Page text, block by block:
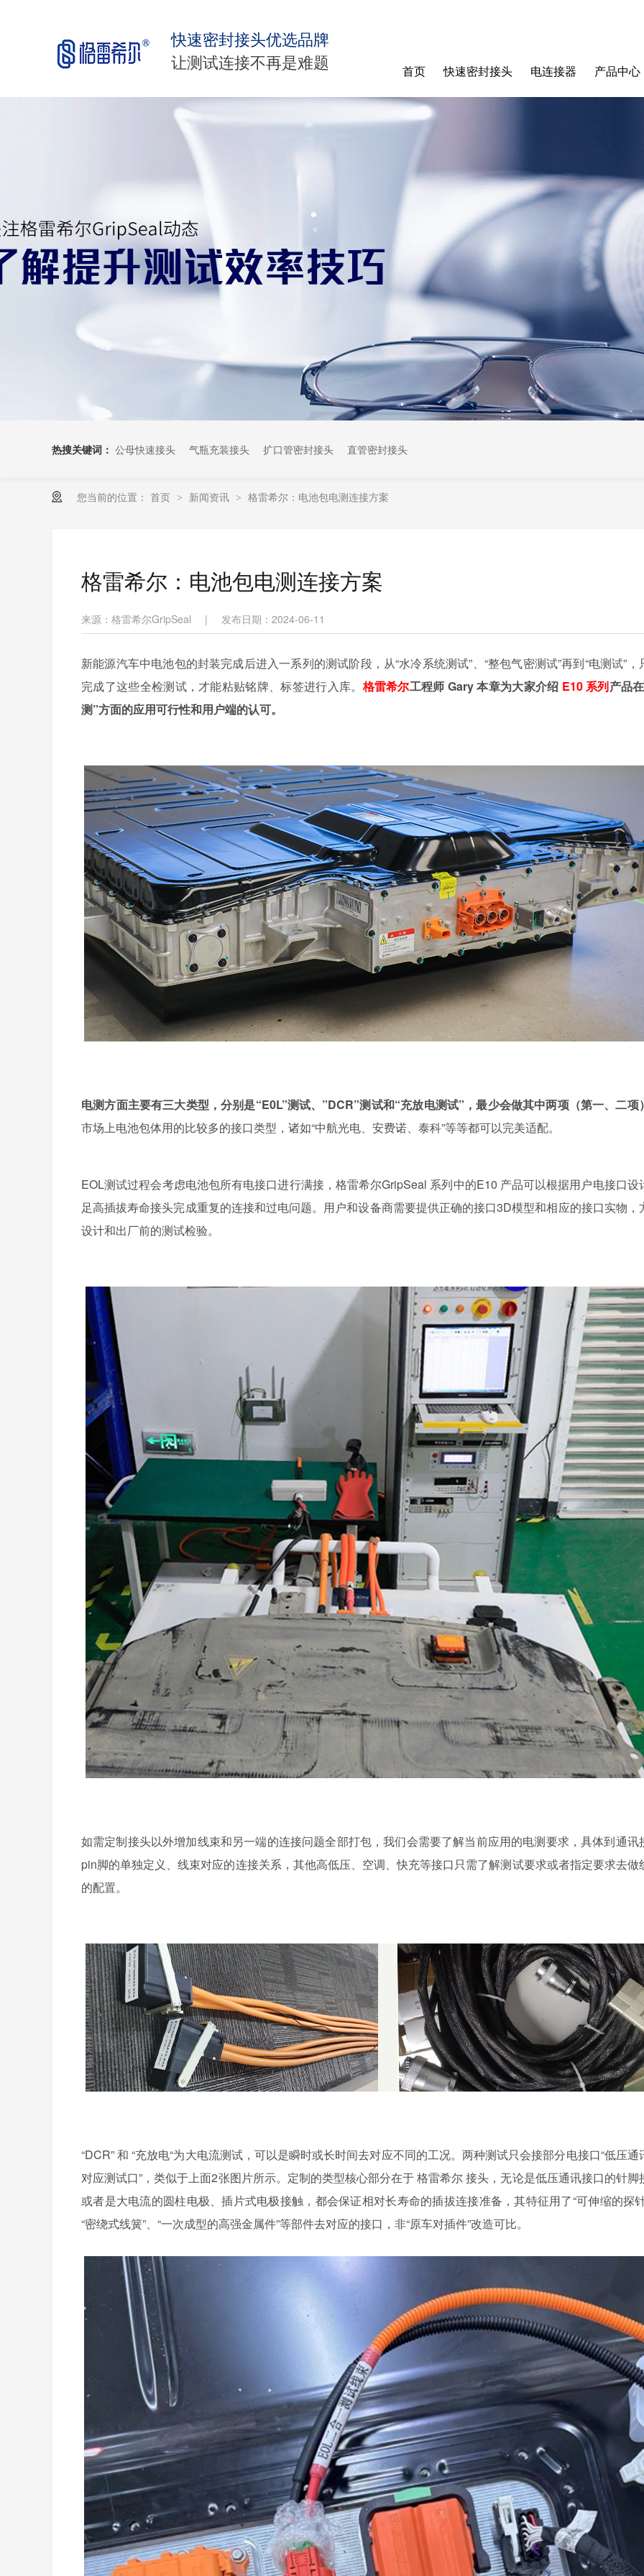
快速密封接头优选品牌
让测试连接不再是难题
首页 快速密封接头 电连接器 产品中心
热搜关键词： 公母快速接头 气瓶充装接头 扩口管密封接头 直管密封接头
您当前的位置： 首页 > 新闻资讯 > 格雷希尔：电池包电测连接方案
格雷希尔：电池包电测连接方案
来源：格雷希尔GripSeal | 发布日期：2024-06-11
新能源汽车中电池包的封装完成后进入一系列的测试阶段，从“水冷系统测试”、“整包气密测试”再到“电测试”，
完成了这些全检测试，才能粘贴铭牌、标签进行入库。 格雷希尔工程师 Gary 本章为大家介绍 E10 系列产品
测”方面的应用可行性和用户端的认可。
电测方面主要有三大类型，分别是“E0L”测试、”DCR”测试和“充放电测试”，最少会做其中两项（第一、二项
市场上电池包体用的比较多的接口类型，诸如“中航光电、安费诺、泰科”等等都可以完美适配。
EOL测试过程会考虑电池包所有电接口进行满接，格雷希尔GripSeal 系列中的E10 产品可以根据用户电接口设
足高插拔寿命接头完成重复的连接和过电问题。用户和设备商需要提供正确的接口3D模型和相应的接口实物，
设计和出厂前的测试检验。
如需定制接头以外增加线束和另一端的连接问题全部打包，我们会需要了解当前应用的电测要求，具体到通讯
pin脚的单独定义、线束对应的连接关系，其他高低压、空调、快充等接口只需了解测试要求或者指定要求去做
的配置。
“DCR” 和 “充放电“为大电流测试，可以是瞬时或长时间去对应不同的工况。两种测试只会接部分电接口“低压通
对应测试口”，类似于上面2张图片所示。定制的类型核心部分在于 格雷希尔 接头，无论是低压通讯接口的针脚
或者是大电流的圆柱电极、插片式电极接触，都会保证相对长寿命的插拔连接准备，其特征用了“可伸缩的探
“密绕式线簧”、“一次成型的高强金属件”等部件去对应的接口，非“原车对插件”改造可比。